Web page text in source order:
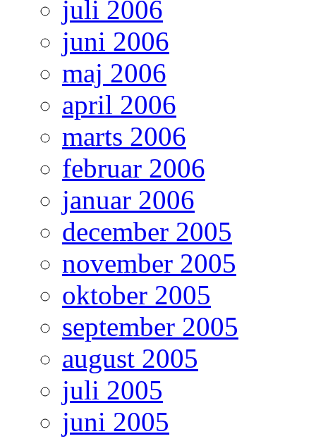
juli 2006
juni 2006
maj 2006
april 2006
marts 2006
februar 2006
januar 2006
december 2005
november 2005
oktober 2005
september 2005
august 2005
juli 2005
juni 2005